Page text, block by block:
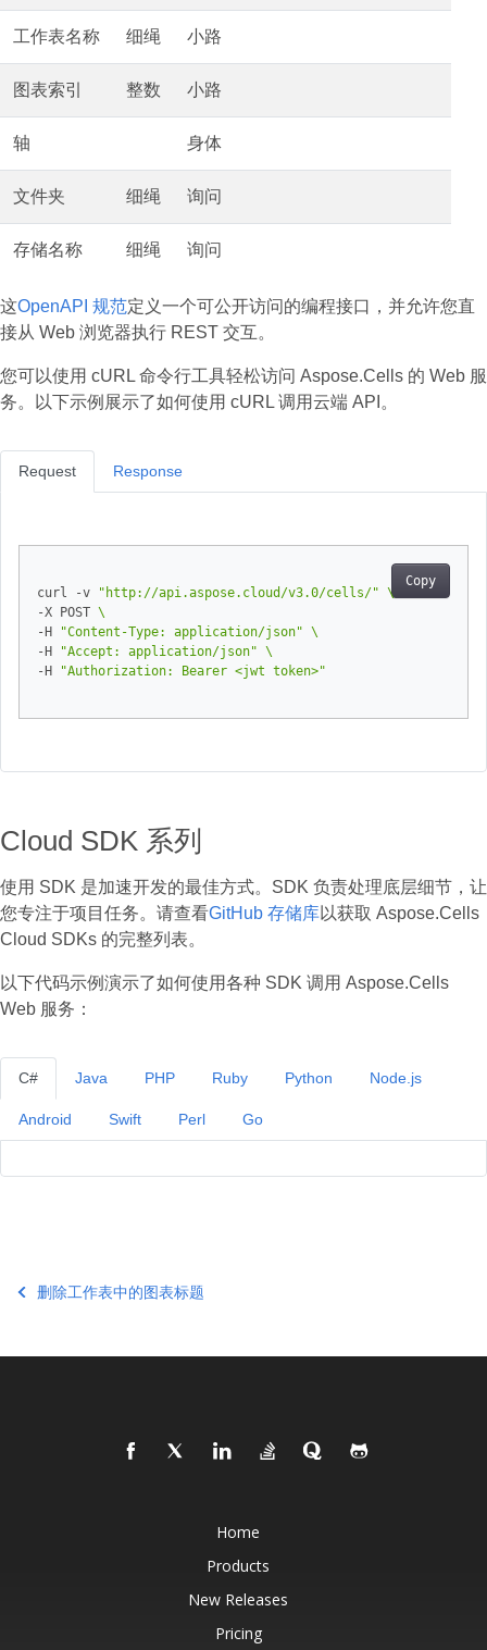
工作表名称 细绳 小路
图表索引 整数 小路
轴 身体
文件夹 细绳 询问
存储名称 细绳 询问
这OpenAPI 规范定义一个可公开访问的编程接口，并允许您直
接从 Web 浏览器执行 REST 交互。
您可以使用 cURL 命令行工具轻松访问 Aspose.Cells 的 Web 服
务。以下示例展示了如何使用 cURL 调用云端 API。
Request
Copy
curl -v "http://api.aspose.cloud/v3.0/cells/"
-X POST
-H
"Content-Type: application/json"
-H
"Accept: application/json"
-H
"Authorization: Bearer <jwt token>"
Response
Cloud SDK 系列
使用 SDK 是加速开发的最佳方式。SDK 负责处理底层细节，让
您专注于项目任务。请查看GitHub 存储库以获取 Aspose.Cells
Cloud SDKs 的完整列表。
以下代码示例演示了如何使用各种 SDK 调用 Aspose.Cells
Web 服务：
C# Java PHP Ruby Python Node.js
Android Swift Perl Go
删除工作表中的图表标题
Home
Products
New Releases
Pricing